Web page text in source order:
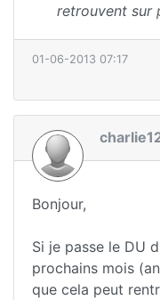
retrouvent sur
01-06-2013 07:17
Bonjour,
Si je passe le DU
prochains mois
que cela peut